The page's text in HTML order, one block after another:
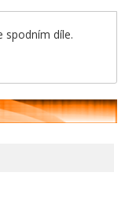
spodním díle.